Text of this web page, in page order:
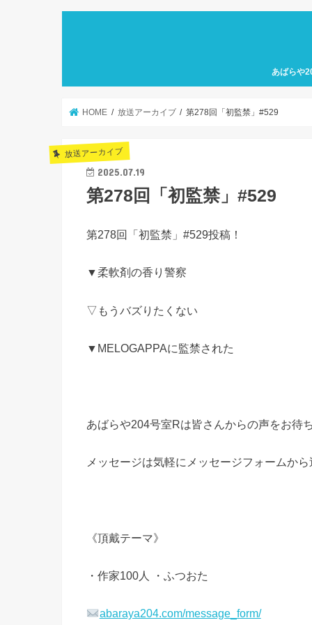
あばらや
HOME 放送アーカイブ 第278回「初監禁」#529
放送アーカイブ
2025.07.19
第278回「初監禁」#529
第278回「初監禁」#529投稿！
▼柔軟剤の香り警察
▽もうバズりたくない
▼MELOGAPPAに監禁された
あばらや204号室Rは皆さんからの声をお待
メッセージは気軽にメッセージフォームか
《頂戴テーマ》
・作家100人 ・ふつおた
abaraya204.com/message_form/